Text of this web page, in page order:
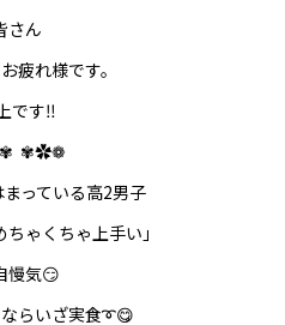
さん
疲れ様です。
です‼︎
✾✿❁︎
っている高2男子
ちゃくちゃ上手い」
慢気😏
らいざ実食➰😋